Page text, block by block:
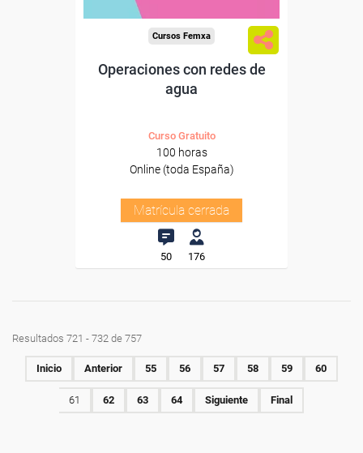
Cursos Femxa
Operaciones con redes de
agua
Curso Gratuito
100 horas
Online (toda España)
Matrícula cerrada
50 176
Resultados 721 - 732 de 757
Inicio Anterior 55 56 57 58 59 60
61 62 63 64 Siguiente Final